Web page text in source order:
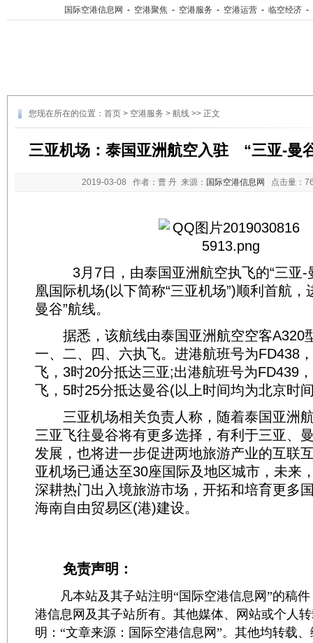
国际空港信息网 - 空港聚焦 - 空港服务 - 空港运营 - 临空经济 -
您现在所在的位置： 首页 > 空港服务 > 航线 >> 正文
三亚机场：泰国亚洲航空入驻 “三亚-
2019-03-08 作者：曹 丹 来源： 国际空港信息网 点击量：
3月7日，由泰国亚洲航空执飞的“三亚-
凰国际机场(以下简称“三亚机场”)顺利首航，
曼谷”航线。
据悉，该航线由泰国亚洲航空空客A320
一、二、四、六执飞。进港航班号为FD438
飞，3时20分抵达三亚;出港航班号为FD439
飞，5时25分抵达曼谷(以上时间均为北京时
三亚机场相关负责人称，随着泰国亚洲
三亚飞往曼谷将有更多选择，有利于三亚、
发展，也将进一步促进两地旅游产业的互联
亚机场已通达至30座国际及地区城市，未来
深耕热门出入境旅游市场，开拓和培育更多
海南自由贸易区(港)建设。
免责声明：
凡本站及其子站注明“国际空港信息网”的稿件
港信息网及其子站所有。其他媒体、网站或个人
明：“文章来源：国际空港信息网”。其他均转载